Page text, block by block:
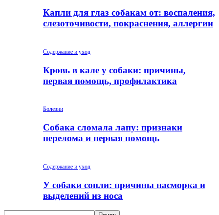
Капли для глаз собакам от: воспаления,
слезоточивости, покраснения, аллергии
Содержание и уход
Кровь в кале у собаки: причины,
первая помощь, профилактика
Болезни
Собака сломала лапу: признаки
перелома и первая помощь
Содержание и уход
У собаки сопли: причины насморка и
выделений из носа